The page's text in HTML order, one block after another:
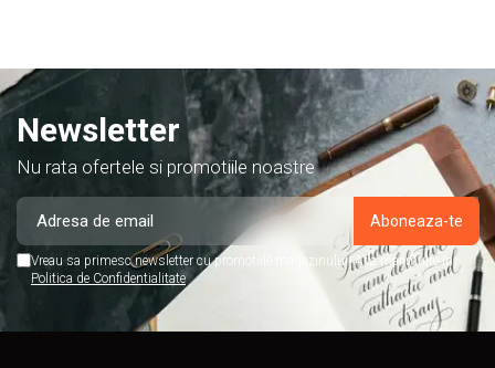
Newsletter
Nu rata ofertele si promotiile noastre
Vreau sa primesc newsletter cu promotiile magazinului. Afla mai multe in
Politica de Confidentialitate